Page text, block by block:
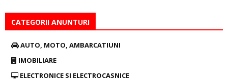
CATEGORII ANUNTURI
AUTO, MOTO, AMBARCATIUNI
IMOBILIARE
ELECTRONICE SI ELECTROCASNICE